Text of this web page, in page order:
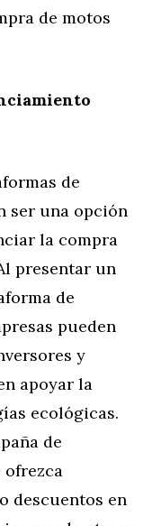
de motos
de
ser una opción
la compra
presentar un
de
pueden
y
apoyar la
ecológicas.
de
descuentos en